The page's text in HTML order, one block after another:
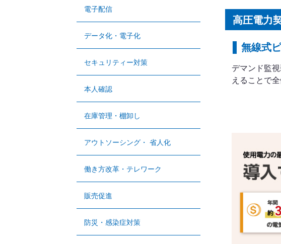
電子配信
データ化・電子化
セキュリティー対策
本人確認
在庫管理・棚卸し
アウトソーシング・ 省人化
働き方改革・テレワーク
販売促進
防災・感染症対策
高圧電力
無線式
デマンド監
えることで